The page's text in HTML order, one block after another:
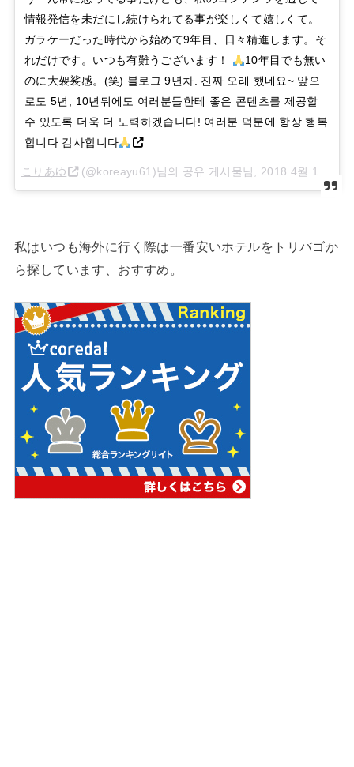
情報発信を未だにし続けられてる事が楽しくて嬉しくて。
ガラケーだった時代から始めて9年目、日々精進します。そ
れだけです。いつも有難うございます！
10年目でも無い
のに大袈裟感。(笑) 블로그 9년차. 진짜 오래 했네요~ 앞으
로도 5년, 10년뒤에도 여러분들한테 좋은 콘텐츠를 제공할
수 있도록 더욱 더 노력하겠습니다! 여러분 덕분에 항상 행복
합니다 감사합니다
こりあゆ (@koreayu61)님의 공유 게시물님, 2018 4월 11 8:20오전 PDT
私はいつも海外に行く際は一番安いホテルをトリバゴか
ら探しています、おすすめ。